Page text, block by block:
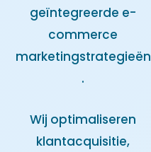
geïntegreerde e-
commerce
marketingstrategieën
.
Wij optimaliseren
klantacquisitie,